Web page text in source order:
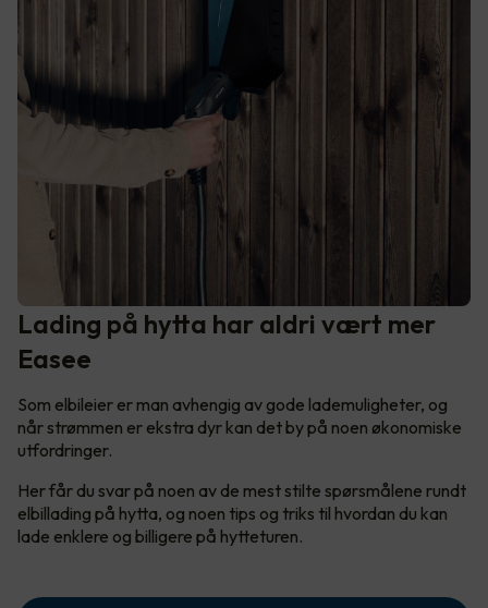
Lading på hytta har aldri vært mer
Easee
Som elbileier er man avhengig av gode lademuligheter, og
når strømmen er ekstra dyr kan det by på noen økonomiske
utfordringer.
Her får du svar på noen av de mest stilte spørsmålene rundt
elbillading på hytta, og noen tips og triks til hvordan du kan
lade enklere og billigere på hytteturen.